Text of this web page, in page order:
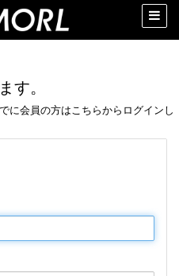
Toggle
す。
に会員の方はこちらからログインし